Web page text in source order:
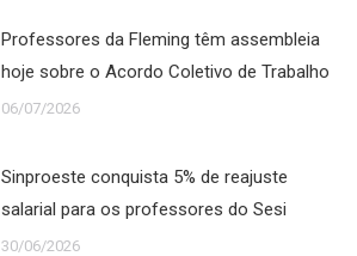
Professores da Fleming têm assembleia
hoje sobre o Acordo Coletivo de Trabalho
06/07/2026
Sinproeste conquista 5% de reajuste
salarial para os professores do Sesi
30/06/2026